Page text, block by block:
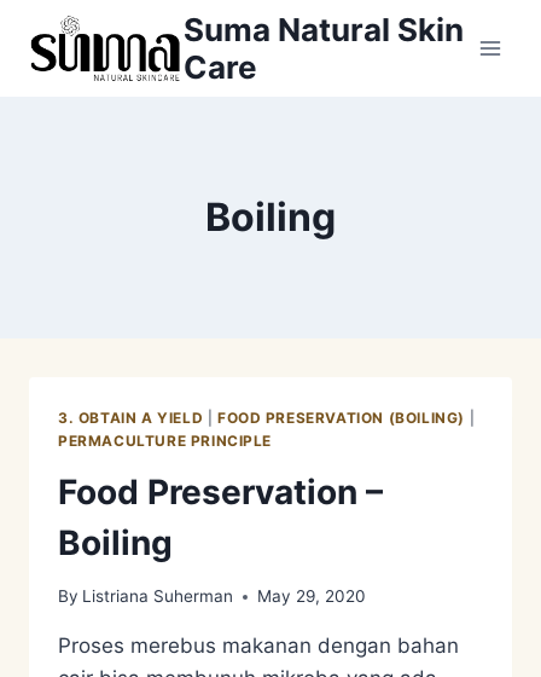
Suma Natural Skin
Care
Boiling
3. OBTAIN A YIELD FOOD PRESERVATION (BOILING)
PERMACULTURE PRINCIPLE
Food Preservation –
Boiling
By Listriana Suherman May 29, 2020
Proses merebus makanan dengan bahan